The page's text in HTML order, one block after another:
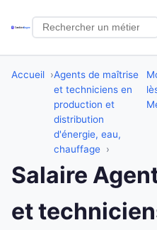
Accueil
Agents de maîtrise
et techniciens en
production et
distribution
d'énergie, eau,
chauffage
Salaire
et